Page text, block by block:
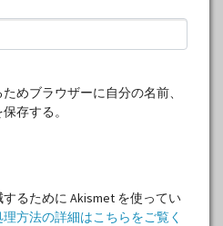
めブラウザーに自分の名前、
存する。
るために Akismet を使ってい
方法の詳細はこちらをご覧く